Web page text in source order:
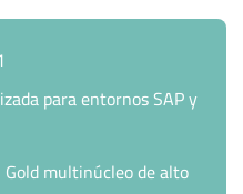
para entornos SAP y
multinúcleo de alto